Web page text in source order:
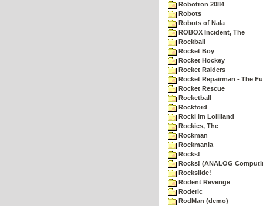
Robotron 2084
Robots
Robots of Nala
ROBOX Incident, The
Rockball
Rocket Boy
Rocket Hockey
Rocket Raiders
Rocket Repairman - The
Rocket Rescue
Rocketball
Rockford
Rocki im Lolliland
Rockies, The
Rockman
Rockmania
Rocks!
Rocks! (ANALOG
Rockslide!
Rodent Revenge
Roderic
RodMan (demo)